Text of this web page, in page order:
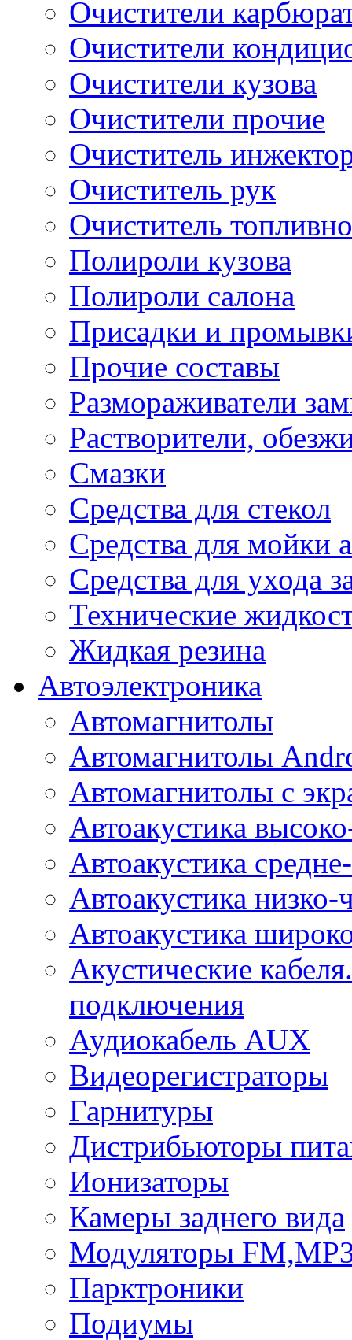
Очистители
Очистители
Очистители кузова
Очистители прочие
Очиститель
Очиститель рук
Очиститель
Полироли кузова
Полироли салона
Присадки и
Прочие составы
Размораживатели
Растворители,
Смазки
Средства для стекол
Средства для мойки
Средства для ухода
Технические
Жидкая резина
Автоэлектроника
Автомагнитолы
Автомагнитолы
Автомагнитолы с
Автоакустика
Автоакустика
Автоакустика низко-
Автоакустика
Акустические
подключения
Аудиокабель AUX
Видеорегистраторы
Гарнитуры
Дистрибьюторы
Ионизаторы
Камеры заднего вида
Модуляторы
Парктроники
Подиумы